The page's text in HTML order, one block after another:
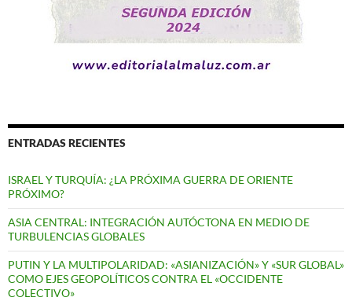
ENTRADAS RECIENTES
ISRAEL Y TURQUÍA: ¿LA PRÓXIMA GUERRA DE ORIENTE
PRÓXIMO?
ASIA CENTRAL: INTEGRACIÓN AUTÓCTONA EN MEDIO DE
TURBULENCIAS GLOBALES
PUTIN Y LA MULTIPOLARIDAD: «ASIANIZACIÓN» Y «SUR GLOBAL»
COMO EJES GEOPOLÍTICOS CONTRA EL «OCCIDENTE
COLECTIVO»